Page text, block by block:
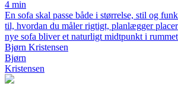
4 min
En sofa skal passe både i størrelse, stil og
til, hvordan du måler rigtigt, planlægger
nye sofa bliver et naturligt midtpunkt i
Bjørn Kristensen
Bjørn
Kristensen